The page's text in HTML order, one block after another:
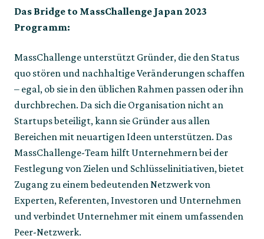
Das Bridge to MassChallenge Japan 2023
Programm:
MassChallenge unterstützt Gründer, die den Status
quo stören und nachhaltige Veränderungen schaffen
– egal, ob sie in den üblichen Rahmen passen oder ihn
durchbrechen. Da sich die Organisation nicht an
Startups beteiligt, kann sie Gründer aus allen
Bereichen mit neuartigen Ideen unterstützen. Das
MassChallenge-Team hilft Unternehmern bei der
Festlegung von Zielen und Schlüsselinitiativen, bietet
Zugang zu einem bedeutenden Netzwerk von
Experten, Referenten, Investoren und Unternehmen
und verbindet Unternehmer mit einem umfassenden
Peer-Netzwerk.